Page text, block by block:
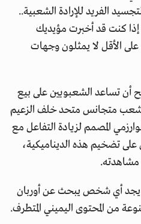
الفريد للإرادة الشعبية..
إذا كنت قد أخبرت مؤيديك
الأقل لا يمثلون وجهات
أن تساعد الشعبويين على بيع
متجانس متحد خلف الزعيم
المصمم لزيادة التفاعل مع
على تضخيم هذه الديناميكية،
مشاهدته.
يجد أي شخص يبحث عن أوربان
من المحتوى اليميني المتطرف.